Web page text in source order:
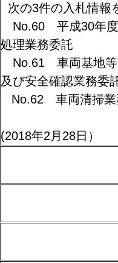
次の3件の入札情報
No.60 平成30年度
処理業務委託
No.61 車両基地等
及び安全確認業務
No.62 車両清掃
(2018年2月28日）